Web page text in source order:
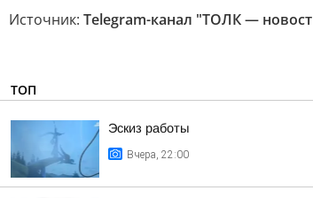
Источник: Telegram-канал "ТОЛК —
ТОП
Эскиз работы
Вчера, 22:00